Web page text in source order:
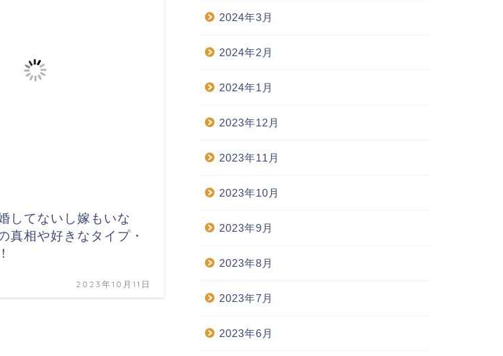
してないし嫁もいな
真相や好きなタイプ・
2023年10月11日
2024年3月
2024年2月
2024年1月
2023年12月
2023年11月
2023年10月
2023年9月
2023年8月
2023年7月
2023年6月